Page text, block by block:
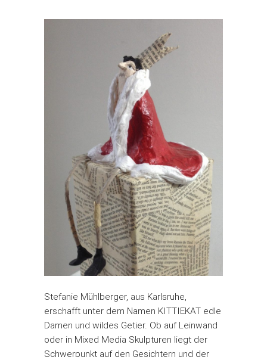
Stefanie Mühlberger, aus Karlsruhe,
erschafft unter dem Namen KITTIEKAT edle
Damen und wildes Getier. Ob auf Leinwand
oder in Mixed Media Skulpturen liegt der
Schwerpunkt auf den Gesichtern und der